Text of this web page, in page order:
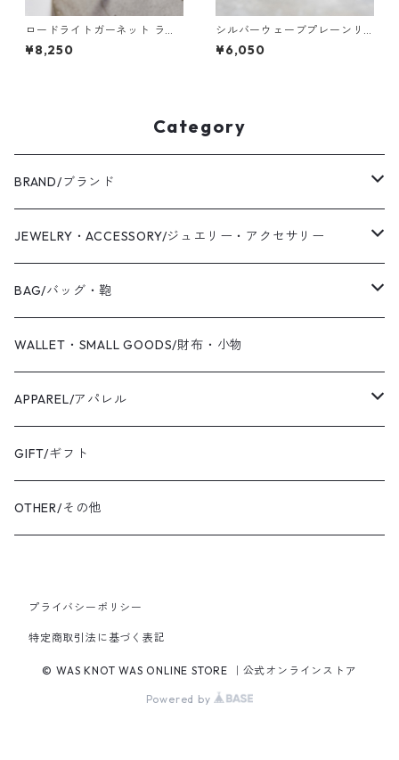
ロードライトガーネット ラウ
ンド3mm シルバープレーンリ
ング 1.5mm幅 槌目 3号～21号
¥8,250
シルバーウェーブプレーンリ
ング 1.8mm幅 つや消し槌目 3
号～27号｜WKH WAVE PLAIN
¥6,050
Category
BRAND/ブランド
WAS KNOT WAS
2019 S/S
Coaling Cards Publisher
JEWELRY・ACCESSORY/ジュエリー・アクセサリー
RING/リング・指輪
PIERCED EARRINGS/ピアス
EAR CUFF/イヤーカフ
BANGLE・BRACELET/バングル・ブレスレット
K18YG/K18イエローゴールド
PT900/プラチナ
K10YG/K10イエローゴールド
BAG/バッグ・鞄
CANVAS/帆布
LEATHER/皮革
トートバッグ
ショルダーバッグ
WALLET・SMALL GOODS/財布・小物
APPAREL/アパレル
TOPS/トップス
SHIRT・BLOUSE/シャツ・ブラウス
OUTER/アウター
GIFT/ギフト
OTHER/その他
プライバシーポリシー
特定商取引法に基づく表記
© WAS KNOT WAS ONLINE STORE ｜公式オンラインストア
Powered by